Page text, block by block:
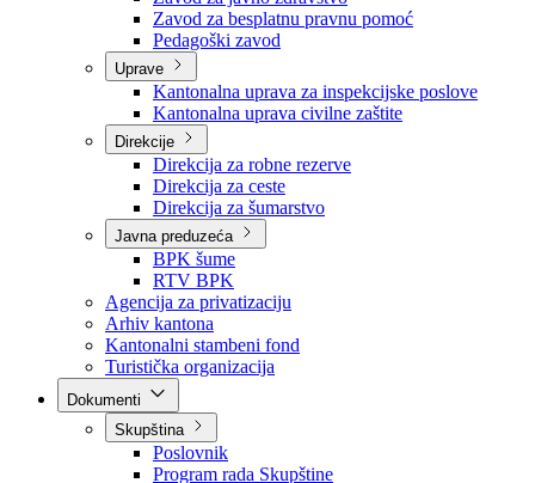
Zavodi
Zavod zdravstvenog osiguranja
Zavod za javno zdravstvo
Zavod za besplatnu pravnu pomoć
Pedagoški zavod
Uprave
Kantonalna uprava za inspekcijske poslove
Kantonalna uprava civilne zaštite
Direkcije
Direkcija za robne rezerve
Direkcija za ceste
Direkcija za šumarstvo
Javna preduzeća
BPK šume
RTV BPK
Agencija za privatizaciju
Arhiv kantona
Kantonalni stambeni fond
Turistička organizacija